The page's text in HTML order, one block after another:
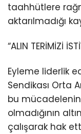
taahhütlere
aktarılmadığı
“ALIN TERİMİZİ
Eyleme liderlik
Sendikası Orta
bu
olmadığının
çalışarak hak